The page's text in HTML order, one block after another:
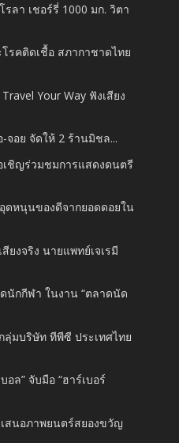
รลา เชอร์รี่ 1000 มก. วิตา
รคติดเชื้อ สภากาชาดไทย
Your Way ฟังเสียง
-จอย จัดให้ 2 ร้านมิชล...
เชิญร่วมชมการแสดงดนตรี
ดหนุนของดีจากยอดดอยใน
ยงจริง นายแพทย์เจเรมี
กกีฬา ในงาน “ตลาดนัด
มบริษัท ทีพีซี ประเทศไทย
ล” จับมือ “ฮาร์เบอร์
เสนอภาพยนตร์สยองขวัญ